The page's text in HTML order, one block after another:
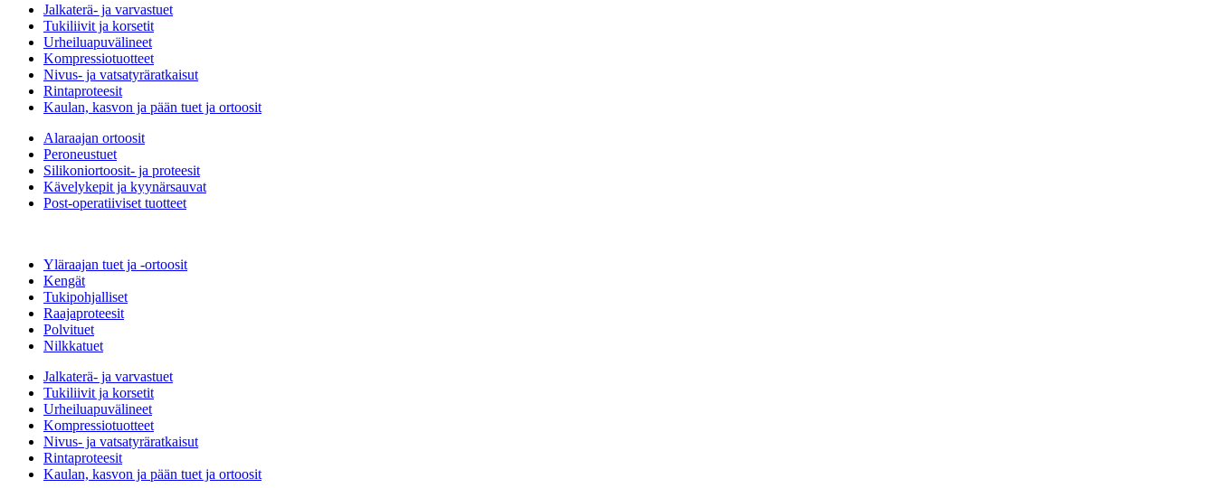
Jalkaterä- ja varvastuet
Tukiliivit ja korsetit
Urheiluapuvälineet
Kompressiotuotteet
Nivus- ja vatsatyräratkaisut
Rintaproteesit
Kaulan, kasvon ja pään tuet ja ortoosit
Alaraajan ortoosit
Peroneustuet
Silikoniortoosit- ja proteesit
Kävelykepit ja kyynärsauvat
Post-operatiiviset tuotteet
Yläraajan tuet ja -ortoosit
Kengät
Tukipohjalliset
Raajaproteesit
Polvituet
Nilkkatuet
Jalkaterä- ja varvastuet
Tukiliivit ja korsetit
Urheiluapuvälineet
Kompressiotuotteet
Nivus- ja vatsatyräratkaisut
Rintaproteesit
Kaulan, kasvon ja pään tuet ja ortoosit